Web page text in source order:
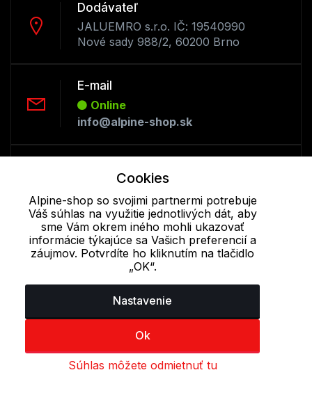
Dodávateľ
JALUEMRO s.r.o. IČ: 19540990
Nové sady 988/2, 60200 Brno
E-mail
Online
info@alpine-shop.sk
Offline
+421 277 270 053
Cookie - podrobné nastavenie| Ďalšie informácie|Spracovanie
osobných údajov
Cookies
Alpine-shop so svojimi partnermi potrebuje
Váš súhlas na využitie jednotlivých dát, aby
sme Vám okrem iného mohli ukazovať
informácie týkajúce sa Vašich preferencií a
záujmov. Potvrdíte ho kliknutím na tlačidlo
„OK“.
Nastavenie
Ok
Súhlas môžete odmietnuť tu